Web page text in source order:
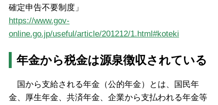
確定申告不要制度」
https://www.gov-
online.go.jp/useful/article/201212/1.html#koteki
年金から税金は源泉徴収されている
国から支給される年金（公的年金）とは、国民年
金、厚生年金、共済年金、企業から支払われる年金等